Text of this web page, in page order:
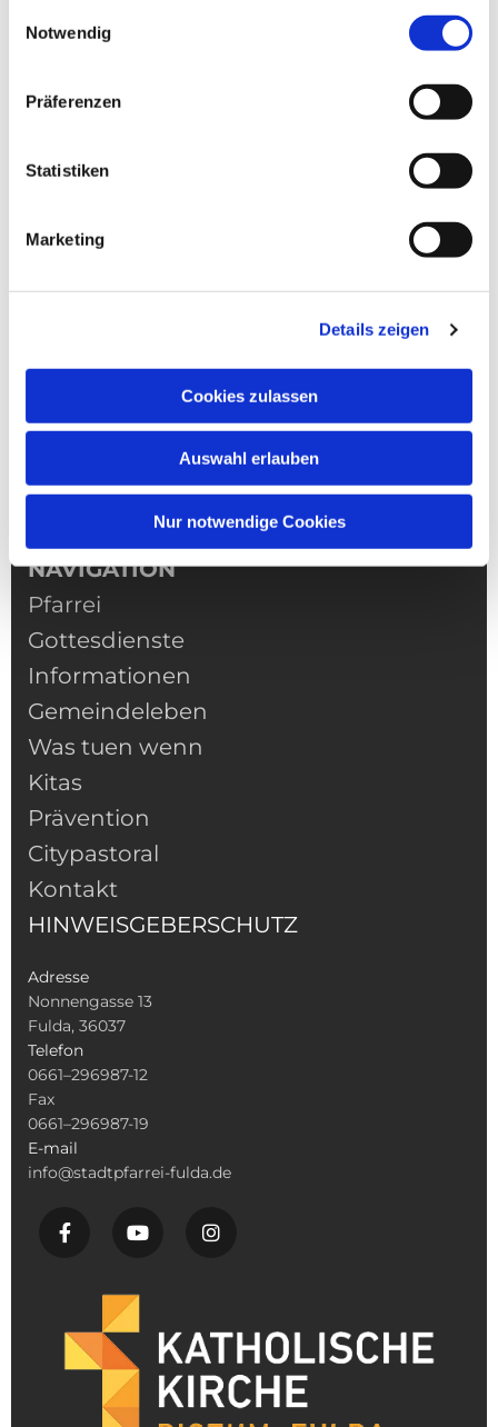
Notwendig
Präferenzen
Statistiken
Marketing
Details zeigen
Cookies zulassen
Auswahl erlauben
Nur notwendige Cookies
NAVIGATION
Pfarrei
Gottesdienste
Informationen
Gemeindeleben
Was tuen wenn
Kitas
Prävention
Citypastoral
Kontakt
HINWEISGEBERSCHUTZ
Adresse
Nonnengasse 13
Fulda, 36037
Telefon
0661–296987-12
Fax
0661–296987-19
E-mail
info@stadtpfarrei-fulda.de